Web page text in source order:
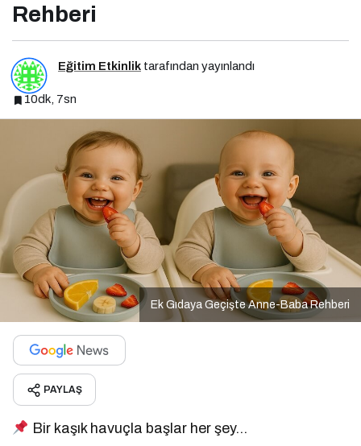
Rehberi
Eğitim Etkinlik tarafından yayınlandı
10dk, 7sn
Ek Gıdaya Geçişte Anne-Baba Rehberi
PAYLAŞ
Bir kaşık havuçla başlar her şey…